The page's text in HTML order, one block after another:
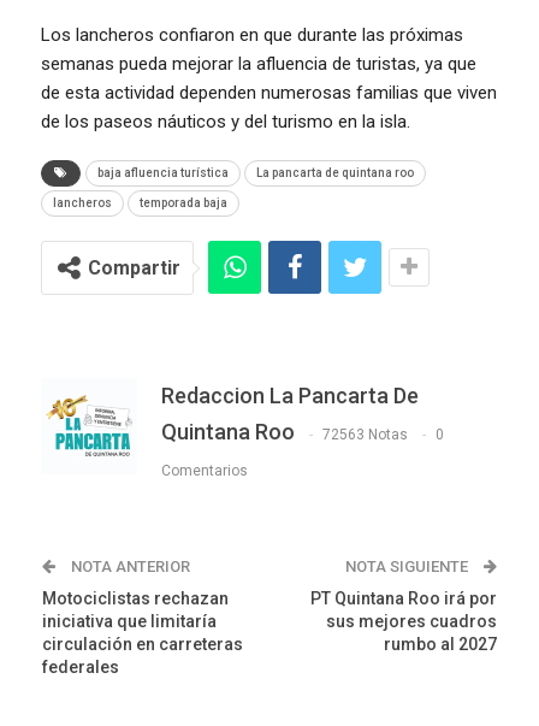
Los lancheros confiaron en que durante las próximas
semanas pueda mejorar la afluencia de turistas, ya que
de esta actividad dependen numerosas familias que viven
de los paseos náuticos y del turismo en la isla.
baja afluencia turística La pancarta de quintana roo
lancheros temporada baja
Compartir
Redaccion La Pancarta De
Quintana Roo
72563 Notas 0
Comentarios
NOTA ANTERIOR
Motociclistas rechazan
iniciativa que limitaría
circulación en carreteras
federales
NOTA SIGUIENTE
PT Quintana Roo irá por
sus mejores cuadros
rumbo al 2027